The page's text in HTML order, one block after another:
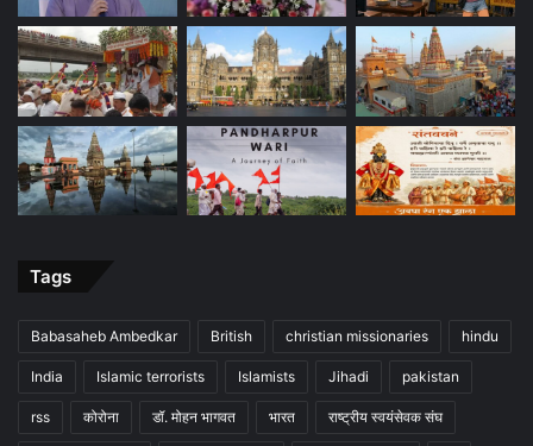
Tags
Babasaheb Ambedkar British christian missionaries hindu
India Islamic terrorists Islamists Jihadi pakistan
rss कोरोना डॉ. मोहन भागवत भारत राष्ट्रीय स्वयंसेवक संघ